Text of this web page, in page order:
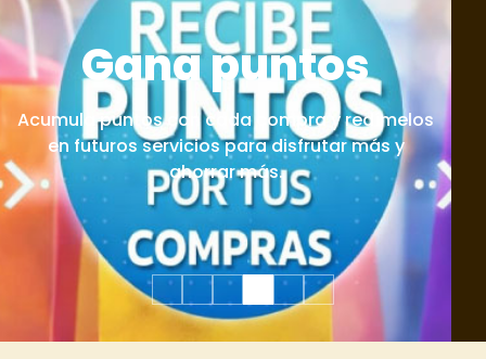
Bonos de regalo
Tenemos bonos de regalo para cumpleaños,
aniversarios, fechas especiales y celebraciones
en grupo.